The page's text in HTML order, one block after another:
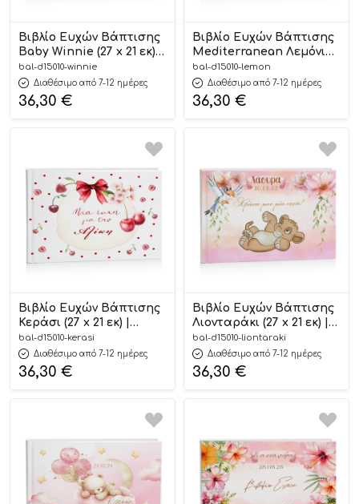
Βιβλίο Ευχών Βάπτισης
Baby Winnie (27 x 21 εκ) |
D15010
bal-d15010-winnie
Διαθέσιμο από 7-12 ημέρες
36,30 €
Βιβλίο Ευχών Βάπτισης
Mediterranean Λεμόνι
(27 x 21 εκ) | D15010
bal-d15010-lemon
Διαθέσιμο από 7-12 ημέρες
36,30 €
Βιβλίο Ευχών Βάπτισης
Κεράσι (27 x 21 εκ) |
D15010
bal-d15010-kerasi
Διαθέσιμο από 7-12 ημέρες
36,30 €
Βιβλίο Ευχών Βάπτισης
Λιονταράκι (27 x 21 εκ) |
D15010
bal-d15010-liontaraki
Διαθέσιμο από 7-12 ημέρες
36,30 €